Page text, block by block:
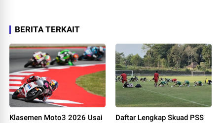
BERITA TERKAIT
Klasemen Moto3 2026 Usai
Daftar Lengkap Skuad PSS